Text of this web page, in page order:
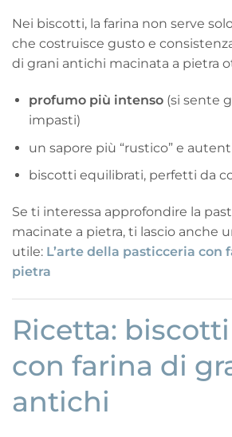
Nei biscotti, la farina non serve
che costruisce gusto e
di grani antichi macinata a pietra
profumo più intenso(si sente
impasti)
un sapore più “rustico” e
biscotti equilibrati, perfetti da
Se ti interessa approfondire la
macinate a pietra, ti lascio anche
utile: L’arte della pasticceria con
pietra
Ricetta:
con farina di
antichi